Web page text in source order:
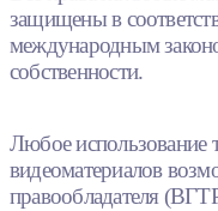
защищены в
международным
собственности.
Любое использование
видеоматериалов
правообладателя